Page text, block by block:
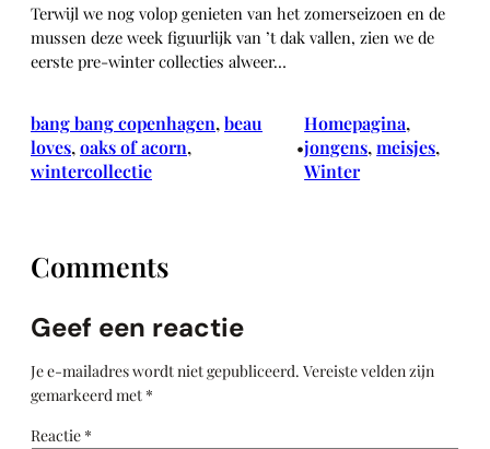
Terwijl we nog volop genieten van het zomerseizoen en de
mussen deze week figuurlijk van ’t dak vallen, zien we de
eerste pre-winter collecties alweer…
bang bang copenhagen, beau
loves, oaks of acorn
wintercollectie
•
Homepagina
jongens, meisjes
Winter
Comments
Geef een reactie
Je e-mailadres wordt niet gepubliceerd. Vereiste velden zijn
gemarkeerd met *
Reactie *